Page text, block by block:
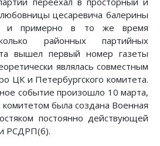
цесаревича балерины
и примерно в то же время
районных партийных
вышел первый номер газеты
являлась совместным
ЦК и Петербургского комитета.
событие произошло 10 марта,
комитетом была создана Военная
постоянно действующей
РСДРП(б).